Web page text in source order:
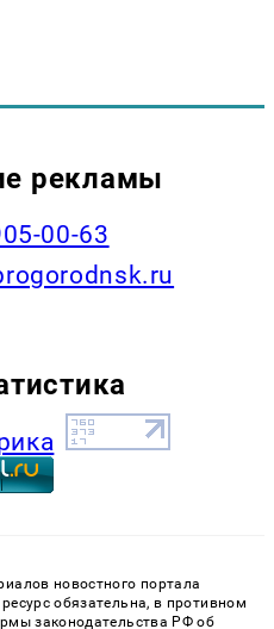
рекламы
00-63
новостного портала
обязательна, в противном
законодательства РФ об